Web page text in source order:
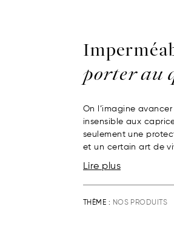
porter au
On l’imagine
insensible aux
seulement une
et un certain art de
Lire plus
THÈME : NOS PRODUITS